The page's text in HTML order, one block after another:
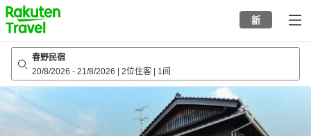
to
top
page
新
春野民宿
20/8/2026 - 21/8/2026 2位住客 1间